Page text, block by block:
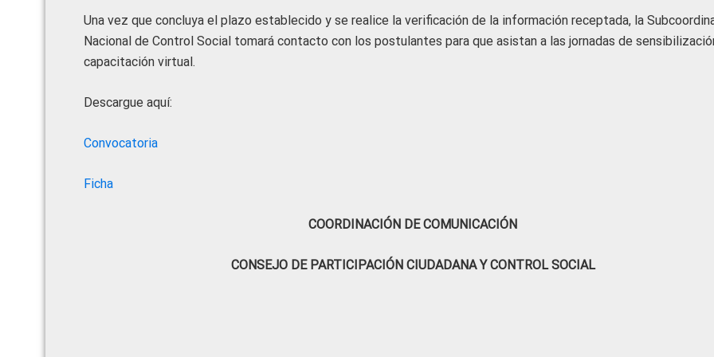
Una vez que concluya el plazo establecido y se realice la verificación de la información receptada, la
Nacional de Control Social tomará contacto con los postulantes para que asistan a las jornadas de
capacitación virtual.
Descargue aquí:
Convocatoria
Ficha
COORDINACIÓN DE COMUNICACIÓN
CONSEJO DE PARTICIPACIÓN CIUDADANA Y CONTROL SOCIAL